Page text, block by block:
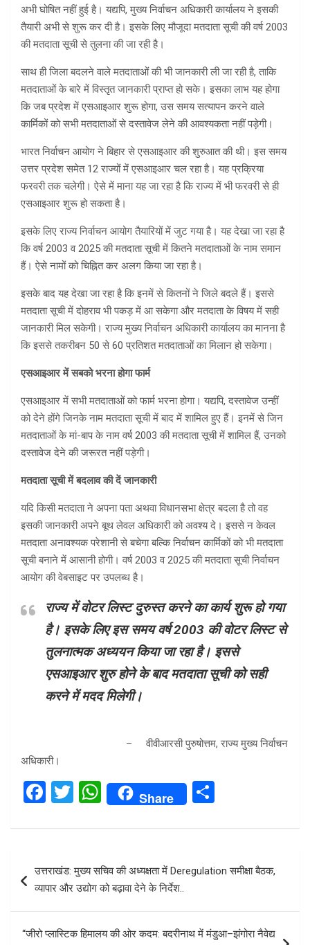
अभी घोषित नहीं हुई है। यद्यपि, मुख्य निर्वाचन अधिकारी कार्यालय ने इसकी
तैयारी अभी से शुरू कर दी है। इसके लिए मौजूदा मतदाता सूची की वर्ष 2003
की मतदाता सूची से तुलना की जा रही है।
साथ ही जिला बदलने वाले मतदाताओं की भी जानकारी ली जा रही है, ताकि
मतदाताओं के बारे में विस्तृत जानकारी प्राप्त हो सके। इसका लाभ यह होगा
कि जब प्रदेश में एसआइआर शुरू होगा, उस समय सत्यापन करने वाले
कार्मिकों को सभी मतदाताओं से दस्तावेज लेने की आवश्यकता नहीं पड़ेगी।
भारत निर्वाचन आयोग ने बिहार से एसआइआर की शुरुआत की थी। इस समय
उत्तर प्रदेश समेत 12 राज्यों में एसआइआर चल रहा है। यह प्रक्रिया
फरवरी तक चलेगी। ऐसे में माना यह जा रहा है कि राज्य में भी फरवरी से ही
एसआइआर शुरू हो सकता है।
इसके लिए राज्य निर्वाचन आयोग तैयारियों में जुट गया है। यह देखा जा रहा है
कि वर्ष 2003 व 2025 की मतदाता सूची में कितने मतदाताओं के नाम समान
हैं। ऐसे नामों को चिह्नित कर अलग किया जा रहा है।
इसके बाद यह देखा जा रहा है कि इनमें से कितनों ने जिले बदले हैं। इससे
मतदाता सूची में दोहराव भी पकड़ में आ सकेगा और मतदाता के विषय में सही
जानकारी मिल सकेगी। राज्य मुख्य निर्वाचन अधिकारी कार्यालय का मानना है
कि इससे तकरीबन 50 से 60 प्रतिशत मतदाताओं का मिलान हो सकेगा।
एसआइआर में सबको भरना होगा फार्म
एसआइआर में सभी मतदाताओं को फार्म भरना होगा। यद्यपि, दस्तावेज उन्हीं
को देने होंगे जिनके नाम मतदाता सूची में बाद में शामिल हुए हैं। इनमें से जिन
मतदाताओं के मां-बाप के नाम वर्ष 2003 की मतदाता सूची में शामिल हैं, उनको
दस्तावेज देने की जरूरत नहीं पड़ेगी।
मतदाता सूची में बदलाव की दें जानकारी
यदि किसी मतदाता ने अपना पता अथवा विधानसभा क्षेत्र बदला है तो वह
इसकी जानकारी अपने बूथ लेवल अधिकारी को अवश्य दे। इससे न केवल
मतदाता अनावश्यक परेशानी से बचेगा बल्कि निर्वाचन कार्मिकों को भी मतदाता
सूची बनाने में आसानी होगी। वर्ष 2003 व 2025 की मतदाता सूची निर्वाचन
आयोग की वेबसाइट पर उपलब्ध है।
राज्य में वोटर लिस्ट दुरुस्त करने का कार्य शुरू हो गया
है। इसके लिए इस समय वर्ष 2003 की वोटर लिस्ट से
तुलनात्मक अध्ययन किया जा रहा है। इससे
एसआइआर शुरु होने के बाद मतदाता सूची को सही
करने में मदद मिलेगी।
– वीवीआरसी पुरुषोत्तम, राज्य मुख्य निर्वाचन
अधिकारी।
F
ce
o
k
T
tt
W
h
at
s
A
p
Share
ar
navigation
उत्तराखंड: मुख्य सचिव की अध्यक्षता में Deregulation समीक्षा बैठक,
व्यापार और उद्योग को बढ़ावा देने के निर्देश..
“जीरो प्लास्टिक हिमालय की ओर कदम: बदरीनाथ में मंडुआ–झंगोरा नैवेद्य